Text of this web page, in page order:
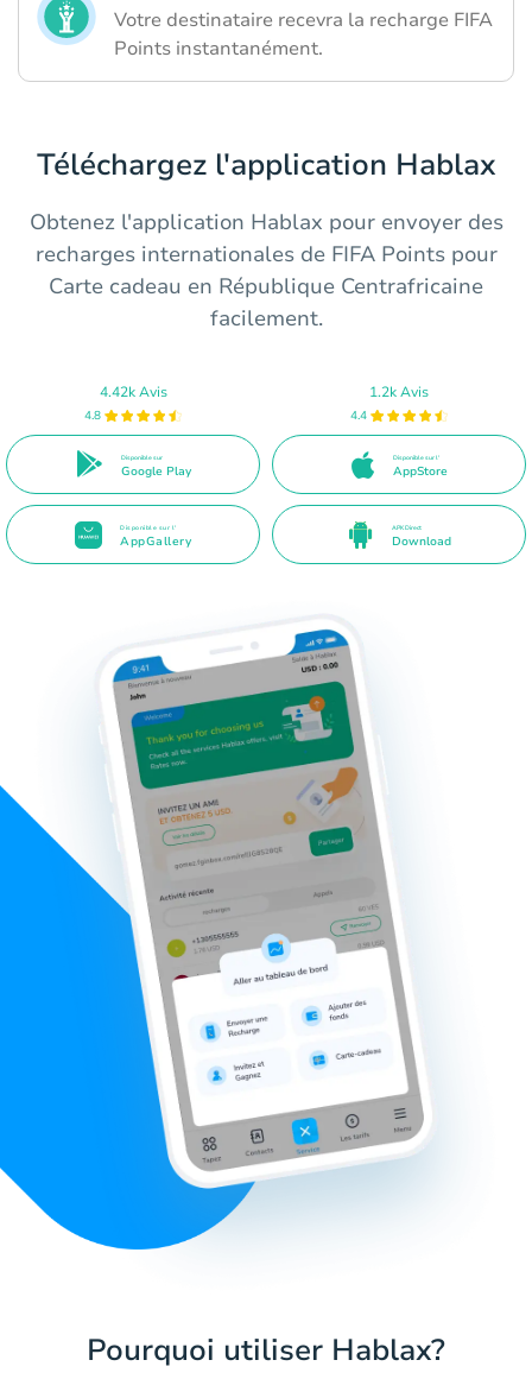
Votre destinataire recevra la recharge FIFA
Points instantanément.
Téléchargez l'application Hablax
Obtenez l'application Hablax pour envoyer des
recharges internationales de FIFA Points pour
Carte cadeau en République Centrafricaine
facilement.
4.42k Avis
4.8
Disponible sur
Google Play
1.2k Avis
4.4
Disponible sur l'
AppStore
Disponible sur l'
AppGallery
APK Direct
Download
Pourquoi utiliser Hablax?